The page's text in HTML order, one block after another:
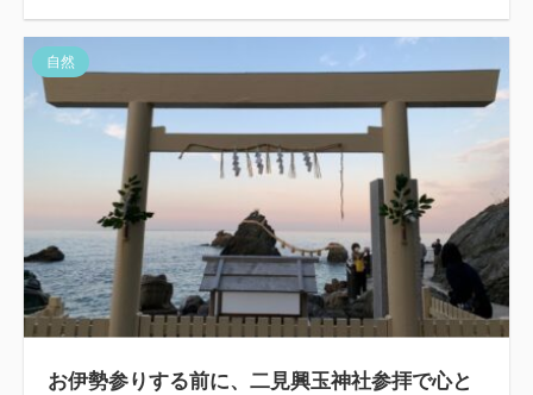
自然
お伊勢参りする前に、二見興玉神社参拝で心と